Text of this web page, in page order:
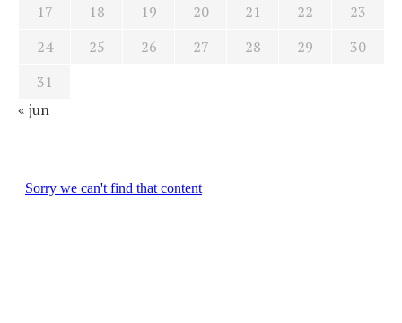
17
18 19 20 21 22
23
24
25 26 27 28 29
30
31
« jun